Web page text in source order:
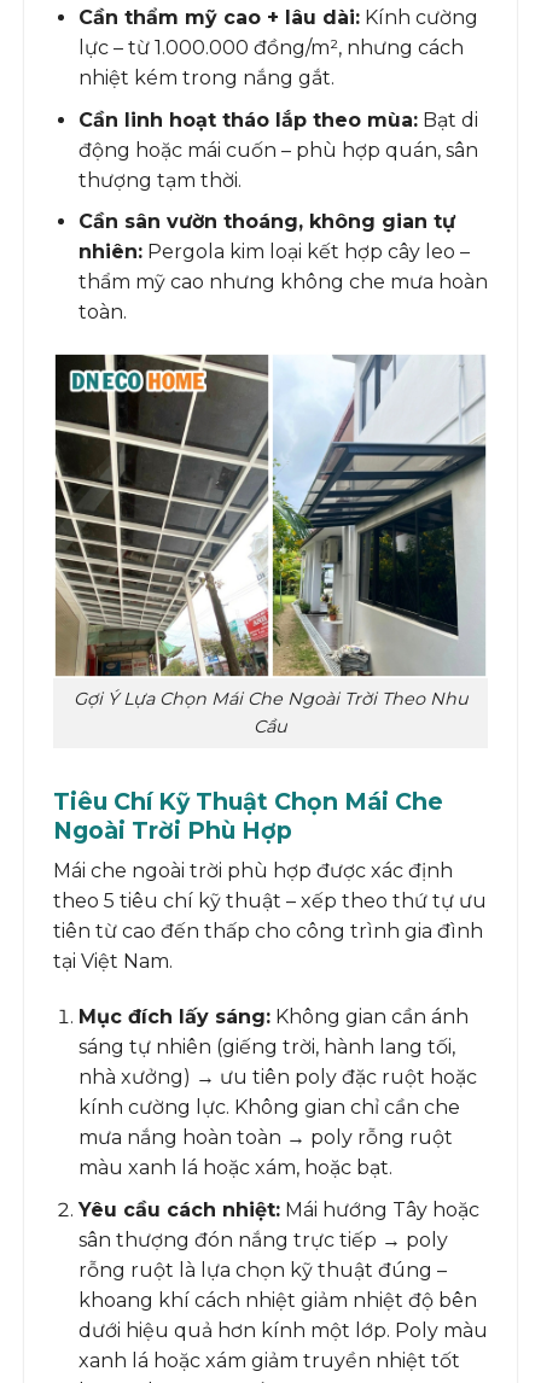
Cần thẩm mỹ cao + lâu dài:Kính cường
lực – từ 1.000.000 đồng/m², nhưng cách
nhiệt kém trong nắng gắt.
Cần linh hoạt tháo lắp theo mùa:Bạt di
động hoặc mái cuốn – phù hợp quán, sân
thượng tạm thời.
Cần sân vườn thoáng, không gian tự
nhiên:Pergola kim loại kết hợp cây leo –
thẩm mỹ cao nhưng không che mưa hoàn
toàn.
Gợi Ý Lựa Chọn Mái Che Ngoài Trời Theo Nhu
Cầu
Tiêu Chí Kỹ Thuật Chọn Mái Che
Ngoài Trời Phù Hợp
Mái che ngoài trời phù hợp được xác định
theo 5 tiêu chí kỹ thuật – xếp theo thứ tự ưu
tiên từ cao đến thấp cho công trình gia đình
tại Việt Nam.
Mục đích lấy sáng:Không gian cần ánh
sáng tự nhiên (giếng trời, hành lang tối,
nhà xưởng) → ưu tiên poly đặc ruột hoặc
kính cường lực. Không gian chỉ cần che
mưa nắng hoàn toàn → poly rỗng ruột
màu xanh lá hoặc xám, hoặc bạt.
Yêu cầu cách nhiệt:Mái hướng Tây hoặc
sân thượng đón nắng trực tiếp → poly
rỗng ruột là lựa chọn kỹ thuật đúng –
khoang khí cách nhiệt giảm nhiệt độ bên
dưới hiệu quả hơn kính một lớp. Poly màu
xanh lá hoặc xám giảm truyền nhiệt tốt